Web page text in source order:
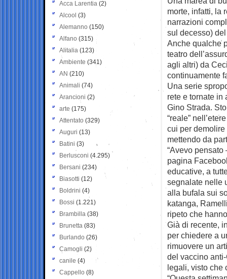
morte, infatti, la
narrazioni
sul decesso)
Anche qualche
teatro
agli altri) da
continuamente
Una serie
rete e tornate in
Gino Strada.
“reale”
cui per demolire
mettendo da
“Avevo
pagina
educative, a
segnalate nelle
alla bufala sui
katanga,
ripeto che
Già di recente,
per chiedere a
rimuovere un
del vaccino
legali, visto che
Acca Larentia (2)
Alcool (3)
Alemanno (150)
Alfano (315)
Alitalia (123)
Ambiente (341)
AN (210)
Animali (74)
Arancioni (2)
arte (175)
Attentato (329)
Auguri (13)
Batini (3)
Berlusconi (4.295)
Bersani (234)
Biasotti (12)
Boldrini (4)
Bossi (1.221)
Brambilla (38)
Brunetta (83)
Burlando (26)
Camogli (2)
canile (4)
Cappello (8)